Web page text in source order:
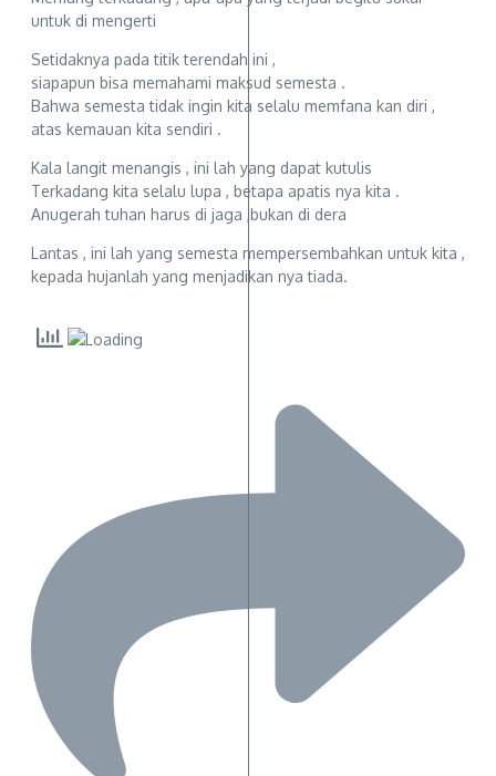
untuk di mengerti
Setidaknya pada titik terendah ini ,
siapapun bisa memahami maksud semesta .
Bahwa semesta tidak ingin kita selalu memfana kan diri ,
atas kemauan kita sendiri .
Kala langit menangis , ini lah yang dapat kutulis
Terkadang kita selalu lupa , betapa apatis nya kita .
Anugerah tuhan harus di jaga ,bukan di dera
Lantas , ini lah yang semesta mempersembahkan untuk kita ,
kepada hujanlah yang menjadikan nya tiada.